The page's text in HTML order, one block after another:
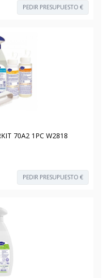
PEDIR PRESUPUESTO €
70A2 1PC W2818
PEDIR PRESUPUESTO €